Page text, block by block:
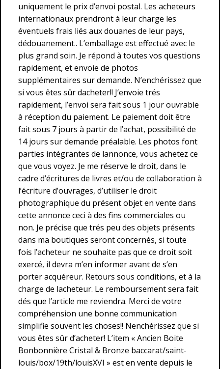
uniquement le prix d’envoi postal. Les acheteurs
internationaux prendront à leur charge les
éventuels frais liés aux douanes de leur pays,
dédouanement.. L’emballage est effectué avec le
plus grand soin. Je répond à toutes vos questions
rapidement, et envoie de photos
supplémentaires sur demande. N’enchérissez que
si vous êtes sûr dacheter!! J’envoie trés
rapidement, l’envoi sera fait sous 1 jour ouvrable
à réception du paiement. Le paiement doit être
fait sous 7 jours à partir de l’achat, possibilité de
14 jours sur demande préalable. Les photos font
parties intégrantes de lannonce, vous achetez ce
que vous voyez. Je me réserve le droit, dans le
cadre d’écritures de livres et/ou de collaboration à
l’écriture d’ouvrages, d’utiliser le droit
photographique du présent objet en vente dans
cette annonce ceci à des fins commerciales ou
non. Je précise que trés peu des objets présents
dans ma boutiques seront concernés, si toute
fois l’acheteur ne souhaite pas que ce droit soit
exercé, il devra m’en informer avant de s’en
porter acquéreur. Retours sous conditions, et à la
charge de lacheteur. Le remboursement sera fait
dés que l’article me reviendra. Merci de votre
compréhension une bonne communication
simplifie souvent les choses!! Nenchérissez que si
vous êtes sûr d’acheter! L’item « Ancien Boite
Bonbonnière Cristal & Bronze baccarat/saint-
louis/box/19th/louisXVI » est en vente depuis le